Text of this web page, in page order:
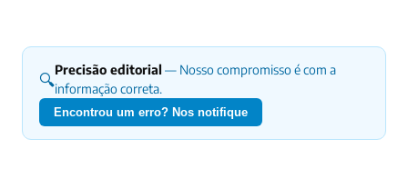
🔍Precisão editorial — Nosso compromisso é com a
informação correta.
Encontrou um erro? Nos notifique